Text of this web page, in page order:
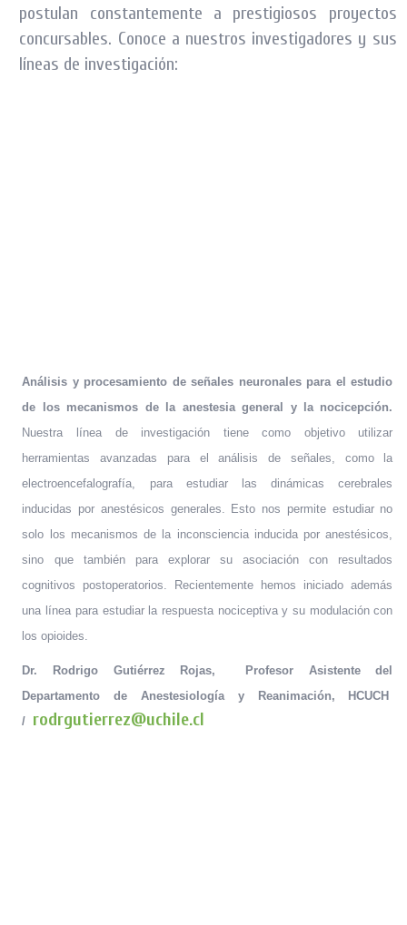
postulan constantemente a prestigiosos proyectos
concursables. Conoce a nuestros investigadores y sus
líneas de investigación:
Análisis y procesamiento de señales neuronales para el estudio
de los mecanismos de la anestesia general y la nocicepción.
Nuestra línea de investigación tiene como objetivo utilizar
herramientas avanzadas para el análisis de señales, como la
electroencefalografía, para estudiar las dinámicas cerebrales
inducidas por anestésicos generales. Esto nos permite estudiar no
solo los mecanismos de la inconsciencia inducida por anestésicos,
sino que también para explorar su asociación con resultados
cognitivos postoperatorios. Recientemente hemos iniciado además
una línea para estudiar la respuesta nociceptiva y su modulación con
los opioides.
Dr. Rodrigo Gutiérrez Rojas, Profesor Asistente del
Departamento de Anestesiología y Reanimación, HCUCH
/ rodrgutierrez@uchile.cl